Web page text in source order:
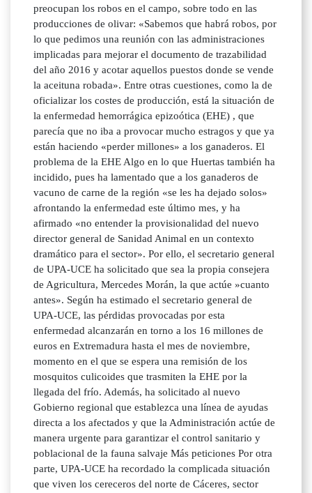
preocupan los robos en el campo, sobre todo en las
producciones de olivar: «Sabemos que habrá robos, por
lo que pedimos una reunión con las administraciones
implicadas para mejorar el documento de trazabilidad
del año 2016 y acotar aquellos puestos donde se vende
la aceituna robada». Entre otras cuestiones, como la de
oficializar los costes de producción, está la situación de
la enfermedad hemorrágica epizoótica (EHE) , que
parecía que no iba a provocar mucho estragos y que ya
están haciendo «perder millones» a los ganaderos. El
problema de la EHE Algo en lo que Huertas también ha
incidido, pues ha lamentado que a los ganaderos de
vacuno de carne de la región «se les ha dejado solos»
afrontando la enfermedad este último mes, y ha
afirmado «no entender la provisionalidad del nuevo
director general de Sanidad Animal en un contexto
dramático para el sector». Por ello, el secretario general
de UPA-UCE ha solicitado que sea la propia consejera
de Agricultura, Mercedes Morán, la que actúe »cuanto
antes». Según ha estimado el secretario general de
UPA-UCE, las pérdidas provocadas por esta
enfermedad alcanzarán en torno a los 16 millones de
euros en Extremadura hasta el mes de noviembre,
momento en el que se espera una remisión de los
mosquitos culicoides que trasmiten la EHE por la
llegada del frío. Además, ha solicitado al nuevo
Gobierno regional que establezca una línea de ayudas
directa a los afectados y que la Administración actúe de
manera urgente para garantizar el control sanitario y
poblacional de la fauna salvaje Más peticiones Por otra
parte, UPA-UCE ha recordado la complicada situación
que viven los cereceros del norte de Cáceres, sector